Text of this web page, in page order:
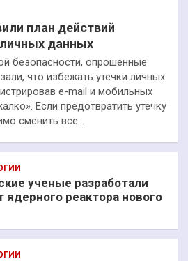
план действий
данных
безопасности, опрошенные
что избежать утечки личных
e-mail и мобильных
Если предотвратить утечку
сменить все…
ученые разработали
ядерного реактора нового